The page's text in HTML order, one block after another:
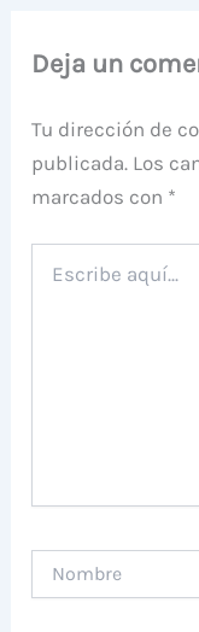
Deja un
Tu dirección de
publicada. Los
marcados con *
aquí...